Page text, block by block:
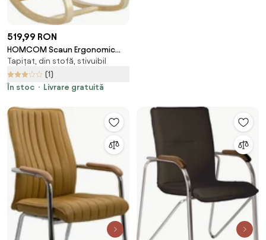
519,99 RON
HOMCOM Scaun Ergonomic
pentru Genunchi din Țesătură
cu Aspect de In și Lemn de
Mesteacăn, Negru | Aosom
Tapițat, din stofă, stivuibil
(1)
În stoc
Livrare gratuită